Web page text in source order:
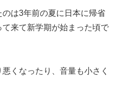
は3年前の夏に日本に帰省
来て新学期が始まった頃で
くなったり、音量も小さく